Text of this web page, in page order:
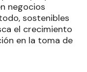
negocios
sostenibles
el crecimiento
en la toma de